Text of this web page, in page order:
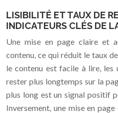
LISIBILITÉ ET TAUX DE
INDICATEURS CLÉS DE
Une mise en page claire et
contenu, ce qui réduit le taux
le contenu est facile à lire, les
rester plus longtemps sur la
plus long est un signal positif
Inversement, une mise en